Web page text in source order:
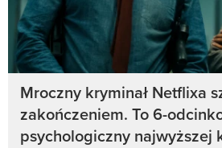
Mroczny kryminał Netflixa
zakończeniem. To 6-
psychologiczny najwyższej